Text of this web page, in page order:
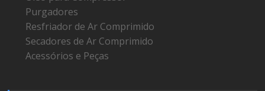
Purgadores
Resfriador de Ar Comprimido
Secadores de Ar Comprimido
Acessórios e Peças